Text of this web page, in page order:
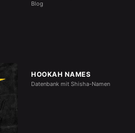
Blog
HOOKAH NAMES
Datenbank mit Shisha-Namen